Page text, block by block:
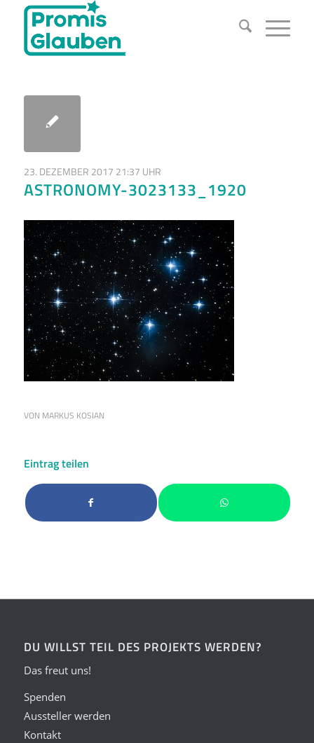
23. DEZEMBER 2017 21:37 UHR
ASTRONOMY-3023133_1920
VON MARKUS KOSIAN
Eintrag teilen
DU WILLST TEIL DES PROJEKTS WERDEN?
Das freut uns!
Spenden
Aussteller werden
Kontakt